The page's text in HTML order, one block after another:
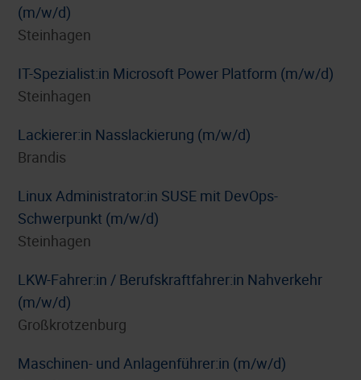
(m/w/d)
Steinhagen
IT-Spezialist:in Microsoft Power Platform (m/w/d)
Steinhagen
Lackierer:in Nasslackierung (m/w/d)
Brandis
Linux Administrator:in SUSE mit DevOps-
Schwerpunkt (m/w/d)
Steinhagen
LKW-Fahrer:in / Berufskraftfahrer:in Nahverkehr
(m/w/d)
Großkrotzenburg
Maschinen- und Anlagenführer:in (m/w/d)